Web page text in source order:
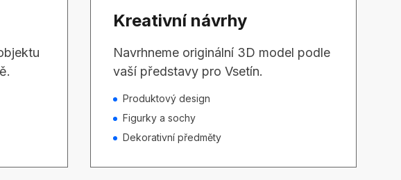
Kreativní návrhy
Navrhneme originální 3D model podle
vaší představy pro Vsetín.
Produktový design
Figurky a sochy
Dekorativní předměty